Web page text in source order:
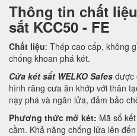
Thông tin chất
sắt KCC50 - FE
Chất liệu: Thép cao cấp, không
chống khoan phá két.
Cửa két sắt WELKO Safes được
hình răng cưa ăn khớp với thân
nạy phá và ngăn lửa, đảm bảo
Phương thức mở két: Mã số
cầm. Khả năng chống lửa lên